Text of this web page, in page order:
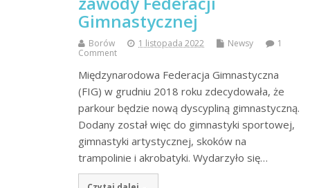
Gimnastycznej
Borów 1 listopada 2022 Newsy
1
Comment
Międzynarodowa Federacja Gimnastyczna
(FIG) w grudniu 2018 roku zdecydowała, że
parkour będzie nową dyscypliną gimnastyczną.
Dodany został więc do gimnastyki sportowej,
gimnastyki artystycznej, skoków na
trampolinie i akrobatyki. Wydarzyło się…